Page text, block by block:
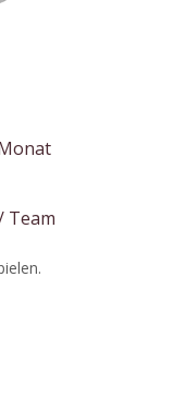
Team